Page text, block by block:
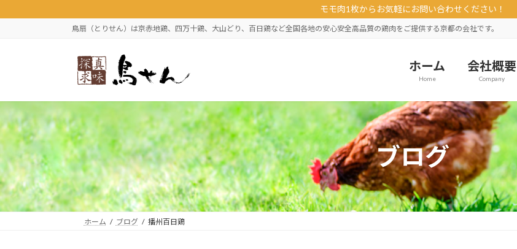
へ
キ
ッ
プ
ョ
に
移
動
モモ肉1枚からお気軽にお問い合わせください！
鳥扇（とりせん）は京赤地鶏、四万十鶏、大山どり、百日鶏など全国各地の安心安全高品質の鶏肉をご提供する京都の会社です。
ホーム
Home
会社概要
Company
ブログ
ホーム ブログ 播州百日鶏